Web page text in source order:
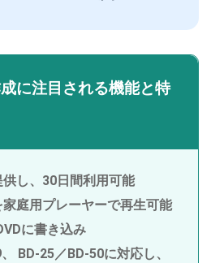
に注目される機能と特
し、30日間利用可能
庭用プレーヤーで再生可能
に書き込み
BD-25／BD-50に対応し、